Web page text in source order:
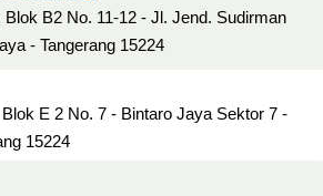
Blok B2 No. 11-12 - Jl. Jend. Sudirman
- Tangerang 15224
E 2 No. 7 - Bintaro Jaya Sektor 7 -
15224